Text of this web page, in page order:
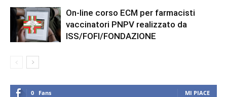
On-line corso ECM per farmacisti
vaccinatori PNPV realizzato da
ISS/FOFI/FONDAZIONE
0 Fans MI PIACE